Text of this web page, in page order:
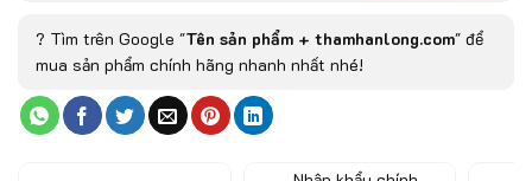
? Tìm trên Google "Tên sản phẩm + thamhanlong.com" để
mua sản phẩm chính hãng nhanh nhất nhé!